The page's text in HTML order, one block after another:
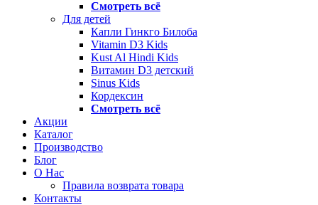
Смотреть всё
Для детей
Капли Гинкго Билоба
Vitamin D3 Kids
Kust Al Hindi Kids
Витамин D3 детский
Sinus Kids
Кордексин
Смотреть всё
Акции
Каталог
Производство
Блог
О Нас
Правила возврата товара
Контакты